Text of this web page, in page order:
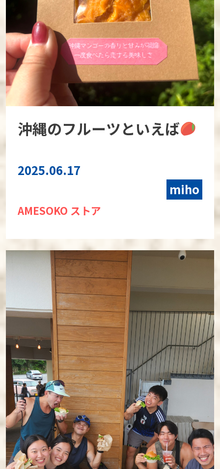
沖縄のフルーツといえば
2025.06.17
miho
AMESOKO ストア